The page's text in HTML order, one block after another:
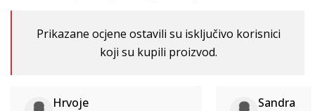
Prikazane ocjene ostavili su isključivo korisnici
koji su kupili proizvod.
Hrvoje Sandra